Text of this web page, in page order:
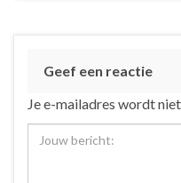
Geef een reactie
Je e-mailadres wordt